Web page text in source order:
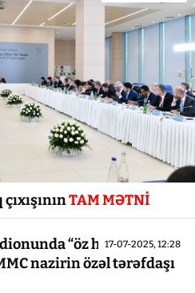
TAM MƏTNİ
17-07-2025, 12:28
“öz havasını
nazirin özəl tərəfdaşı